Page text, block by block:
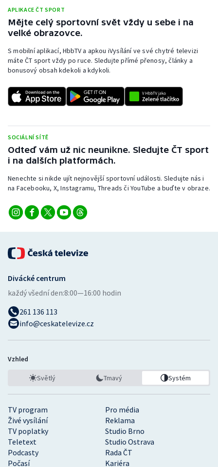
APLIKACE ČT SPORT
Mějte celý sportovní svět vždy u sebe i na
velké obrazovce.
S mobilní aplikací, HbbTV a apkou iVysílání ve své chytré televizi
máte ČT sport vždy po ruce. Sledujte přímé přenosy, články a
bonusový obsah kdekoli a kdykoli.
SOCIÁLNÍ SÍTĚ
Odteď vám už nic neunikne. Sledujte ČT sport
i na dalších platformách.
Nenechte si nikde ujít nejnovější sportovní události. Sledujte nás i
na Facebooku, X, Instagramu, Threads či YouTube a buďte v obraze.
TV program
Pro média
Živé vysílání
Reklama
TV poplatky
Studio Brno
Teletext
Studio Ostrava
Podcasty
Rada ČT
Počasí
Kariéra
Divácké centrum
každý všední den:8:00—16:00 hodin
261 136 113
info@ceskatelevize.cz
Vzhled
Světlý Tmavý Systém